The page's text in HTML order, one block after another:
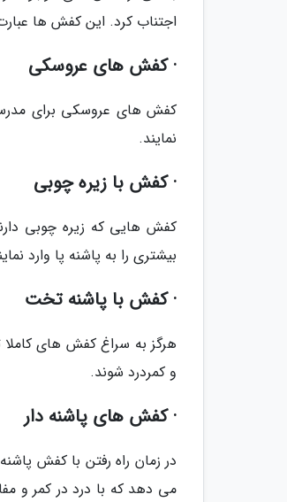
اجتناب کرد. این کفش ها عبارت
· کفش های عروسکی
کفش های عروسکی برای
نمایند.
· کفش با زیره چوبی
کفش هایی که زیره چوبی
بیشتری را به پاشنه پا وارد
· کفش با پاشنه تخت
هرگز به سراغ کفش های
و کمردرد شوند.
· کفش های پاشنه دار
در زمان راه رفتن با کفش
می دهد که با درد در کمر و